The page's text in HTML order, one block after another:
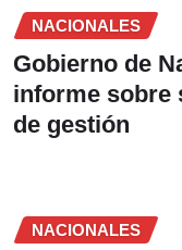
NACIONALES
Gobierno de
informe sobre
de gestión
NACIONALES